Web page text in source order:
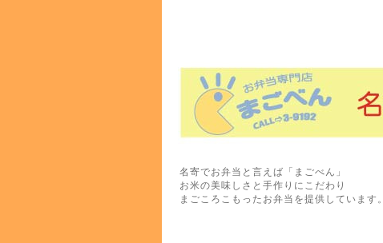
名寄でお弁当と言えば「まごべん」
お米の美味しさと手作りにこだわり
まごころこもったお弁当を提供しています。